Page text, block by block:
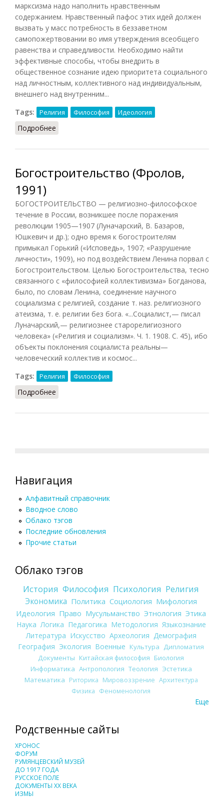
марксизма надо наполнить нравственным
содержанием. Нравственный пафос этих идей должен
вызвать у масс потребность в беззаветном
самопожертвовании во имя утверждения всеобщего
равенства и справедливости. Необходимо найти
эффективные способы, чтобы внедрить в
общественное сознание идею приоритета социального
над личностным, коллективного над индивидуальным,
внешнего над внутренним...
Tags:
Религия Философия Идеология
Подробнее
Богостроительство (Фролов,
1991)
БОГОСТРОИТЕЛЬСТВО — религиозно-философское
течение в России, возникшее после поражения
революции 1905—1907 (Луначарский, В. Базаров,
Юшкевич и др.); одно время к богостроителям
примыкал Горький («Исповедь», 1907; «Разрушение
личности», 1909), но под воздействием Ленина порвал с
Богостроительством. Целью Богостроительства, тесно
связанного с «философией коллективизма» Богданова,
было, по словам Ленина, соединение научного
социализма с религией, создание т. наз. религиозного
атеизма, т. е. религии без бога. «...Социалист,— писал
Луначарский,— религиознее старорелигиозного
человека» («Религия и социализм». Ч. 1. 1908. С. 45), ибо
объекты поклонения социалиста реальны—
человеческий коллектив и космос...
Tags:
Религия Философия
Подробнее
Навигация
Алфавитный справочник
Вводное слово
Облако тэгов
Последние обновления
Прочие статьи
Облако тэгов
История Философия Психология Религия
Экономика Политика Социология Мифология
Идеология Право Мусульманство Этнология Этика
Наука Логика Педагогика Методология Языкознание
Литература Искусство Археология Демография
География Экология Военные Культура
Дипломатия
Документы Китайская философия Биология
Информатика Антропология Теология Эстетика
Математика Риторика Мировоззрение Архитектура
Физика Феноменология
Еще
Родственные сайты
ХРОНОС
ФОРУМ
РУМЯНЦЕВСКИЙ МУЗЕЙ
ДО 1917 ГОДА
РУССКОЕ ПОЛЕ
ДОКУМЕНТЫ XX ВЕКА
ИЗМЫ